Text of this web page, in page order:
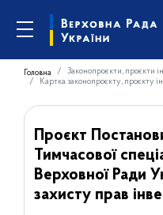
Головна Законопроєкти, проєкти
Картка законопроєкту, проєкту
Проєкт
Тимчасової
Верховної Ради
захисту прав